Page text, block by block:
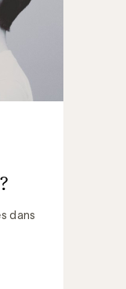
dans